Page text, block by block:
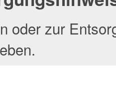
oder zur